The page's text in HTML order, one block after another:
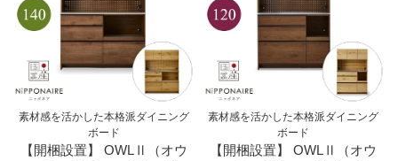
素材感を活かした本格派ダイニング
ボード
【開梱設置】 OWLⅡ（オウ
素材感を活かした本格派ダイニング
ボード
【開梱設置】 OWLⅡ（オウ